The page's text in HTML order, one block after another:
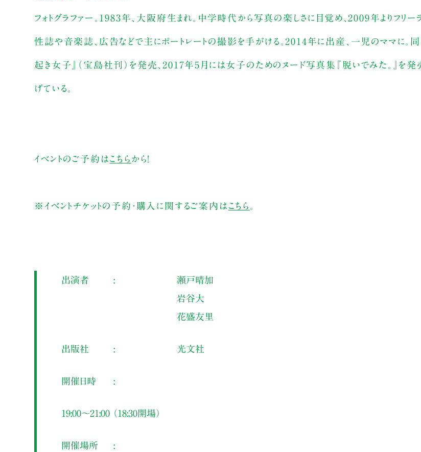
フォトグラファー。1983年、大阪府生まれ。中学時代から写真の楽しさに目覚め、2009年よりフリー
性誌や音楽誌、広告などで主にポートレートの撮影を手がける。2014年に出産、一児のママに。
起き女子』（宝島社刊）を発売、2017年5月には女子のためのヌード写真集『脱いでみた。』を
げている。
イベントのご予約はこちら から！
※イベントチケットの予約・購入に関するご案内は こちら 。
出演者
瀬戸晴加
岩谷大
花盛友里
出版社 光文社
開催日時
19:00～21:00 （18:30開場）
開催場所